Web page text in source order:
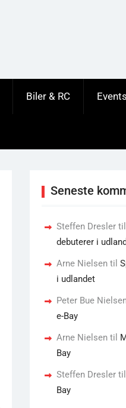
Biler & RC Events
Seneste
Steffen Dresler til
debuterer i
Arne Nielsen til
i udlandet
Peter Bue
e-Bay
Arne Nielsen til
Bay
Steffen Dresler til
Bay